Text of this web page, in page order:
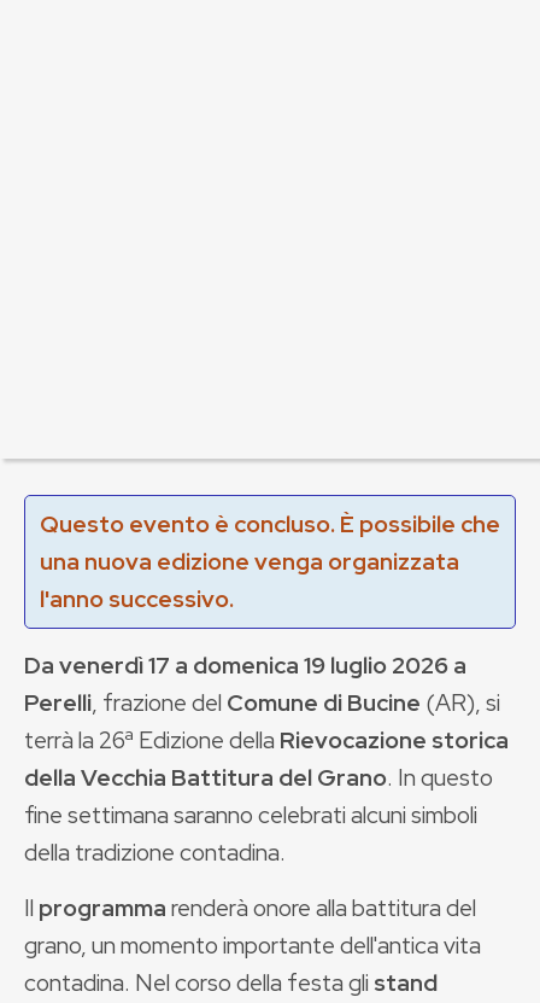
Questo evento è concluso. È possibile che
una nuova edizione venga organizzata
l'anno successivo.
Da venerdì 17 a domenica 19 luglio 2026 a
Perelli, frazione del Comune di Bucine (AR), si
terrà la 26ª Edizione della Rievocazione storica
della Vecchia Battitura del Grano. In questo
fine settimana saranno celebrati alcuni simboli
della tradizione contadina.
Il programmarenderà onore alla battitura del
grano, un momento importante dell'antica vita
contadina. Nel corso della festa gli stand